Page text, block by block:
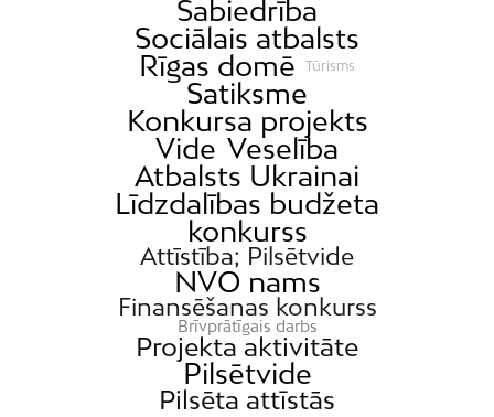
Sabiedrība
Sociālais atbalsts
Rīgas domē
Tūrisms
Satiksme
Konkursa projekts
Vide Veselība
Atbalsts Ukrainai
Līdzdalības budžeta
konkurss
Attīstība; Pilsētvide
NVO nams
Finansēšanas konkurss
Brīvprātīgais darbs
Projekta aktivitāte
Pilsētvide
Pilsēta attīstās